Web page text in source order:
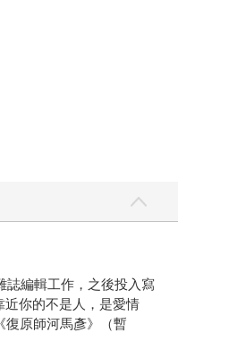
誌編輯工作，之後投入寫
你的不是人，是愛情
復原師河馬彥》（暫